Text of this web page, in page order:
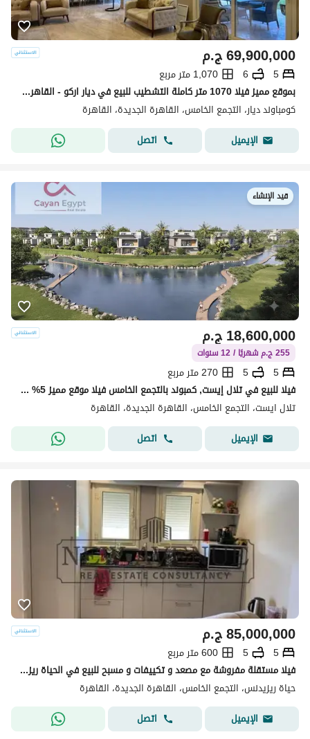
ج.م69,900,000
5
6
1,070 متر مربع
بموقع مميز فيلا 1070 متر كاملة التشطيب للبيع في ديار اركو - القاهرة الجديدة
كومباوند ديار، التجمع الخامس، القاهرة الجديدة، القاهرة
الإيميل
اتصل
قيد الإنشاء
ج.م18,600,000
255 ج.م شهريًا / 12 سنوات
5
5
270 متر مربع
فيلا للبيع في تلال إيست, كمبوند بالتجمع الخامس فيلا موقع مميز 5% مقدم تلال ايست بجوار الجامعة الأمريكية باقساط على 8 سنوات
تلال ايست، التجمع الخامس، القاهرة الجديدة، القاهرة
الإيميل
اتصل
ج.م85,000,000
5
5
600 متر مربع
فيلا مستقلة مفروشة مع مصعد و تكييفات و مسبح للبيع في الحياة ريزيدنس القاهرة الجديدة El Hayah Residence
حياة ريزيدنس، التجمع الخامس، القاهرة الجديدة، القاهرة
الإيميل
اتصل